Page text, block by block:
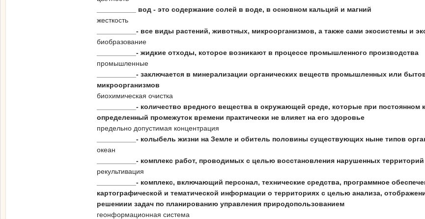
__________ вод - это содержание солей в воде, в основном кальций и магний
жесткость
__________- все виды растений, животных, микроорганизмов, а также сами экосистемы и
биобразование
__________- жидкие отходы, которое возникают в процессе промышленного производства
промышленные
__________- заключается в минерализации органических веществ промышленных или
микроорганизмов
биохимическая очистка
__________- количество вредного вещества в окружающей среде, которые при постоянном
определенный промежуток времени практически не влияет на его здоровье
предельно допустимая концентрация
__________- колыбель жизни на Земле и обитель половины существующих ныне типов
океан
__________- комплекс работ, проводимых с целью восстановления нарушенных
рекультивация
__________- комплекс, включающий персонал, технические средства, программное
картографической и тематической информации о территориях с целью анализа,
решениии задач по планированию управления природопользованием
геонформационная система